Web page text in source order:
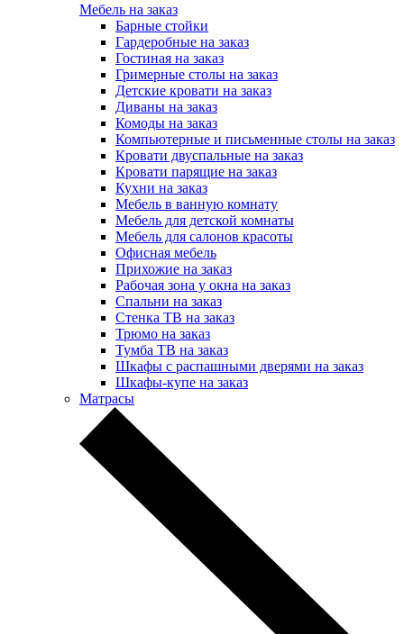
Мебель на заказ
Барные стойки
Гардеробные на заказ
Гостиная на заказ
Гримерные столы на заказ
Детские кровати на заказ
Диваны на заказ
Комоды на заказ
Компьютерные и письменные столы на заказ
Кровати двуспальные на заказ
Кровати парящие на заказ
Кухни на заказ
Мебель в ванную комнату
Мебель для детской комнаты
Мебель для салонов красоты
Офисная мебель
Прихожие на заказ
Рабочая зона у окна на заказ
Спальни на заказ
Стенка ТВ на заказ
Трюмо на заказ
Тумба ТВ на заказ
Шкафы с распашными дверями на заказ
Шкафы-купе на заказ
Матрасы